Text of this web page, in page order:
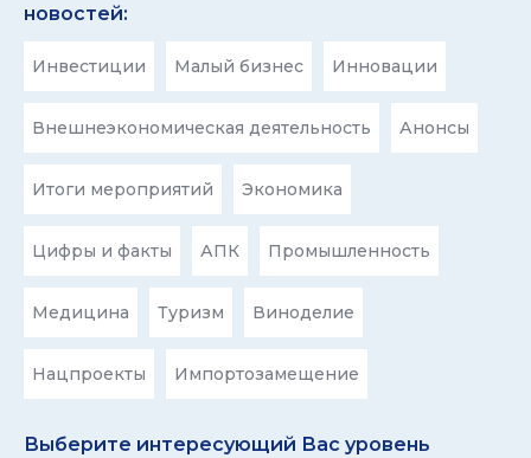
новостей:
Инвестиции Малый бизнес Инновации
Внешнеэкономическая деятельность Анонсы
Итоги мероприятий Экономика
Цифры и факты АПК Промышленность
Медицина Туризм Виноделие
Нацпроекты Импортозамещение
Выберите интересующий Вас уровень